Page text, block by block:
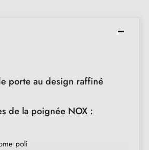
porte au design raffiné
de la poignée NOX :
poli